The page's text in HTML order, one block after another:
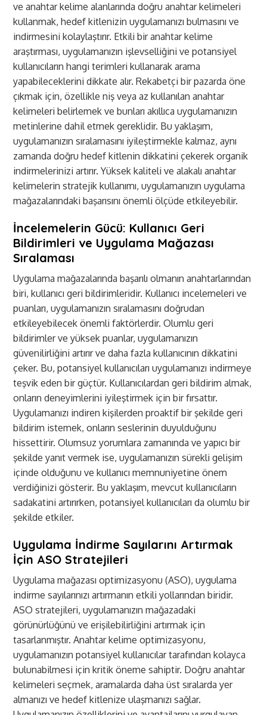
ve anahtar kelime alanlarında doğru anahtar kelimeleri
kullanmak, hedef kitlenizin uygulamanızı bulmasını ve
indirmesini kolaylaştırır. Etkili bir anahtar kelime
araştırması, uygulamanızın işlevselliğini ve potansiyel
kullanıcıların hangi terimleri kullanarak arama
yapabileceklerini dikkate alır. Rekabetçi bir pazarda öne
çıkmak için, özellikle niş veya az kullanılan anahtar
kelimeleri belirlemek ve bunları akıllıca uygulamanızın
metinlerine dahil etmek gereklidir. Bu yaklaşım,
uygulamanızın sıralamasını iyileştirmekle kalmaz, aynı
zamanda doğru hedef kitlenin dikkatini çekerek organik
indirmelerinizi artırır. Yüksek kaliteli ve alakalı anahtar
kelimelerin stratejik kullanımı, uygulamanızın uygulama
mağazalarındaki başarısını önemli ölçüde etkileyebilir.
İncelemelerin Gücü: Kullanıcı Geri
Bildirimleri ve Uygulama Mağazası
Sıralaması
Uygulama mağazalarında başarılı olmanın anahtarlarından
biri, kullanıcı geri bildirimleridir. Kullanıcı incelemeleri ve
puanları, uygulamanızın sıralamasını doğrudan
etkileyebilecek önemli faktörlerdir. Olumlu geri
bildirimler ve yüksek puanlar, uygulamanızın
güvenilirliğini artırır ve daha fazla kullanıcının dikkatini
çeker. Bu, potansiyel kullanıcıları uygulamanızı indirmeye
teşvik eden bir güçtür. Kullanıcılardan geri bildirim almak,
onların deneyimlerini iyileştirmek için bir fırsattır.
Uygulamanızı indiren kişilerden proaktif bir şekilde geri
bildirim istemek, onların seslerinin duyulduğunu
hissettirir. Olumsuz yorumlara zamanında ve yapıcı bir
şekilde yanıt vermek ise, uygulamanızın sürekli gelişim
içinde olduğunu ve kullanıcı memnuniyetine önem
verdiğinizi gösterir. Bu yaklaşım, mevcut kullanıcıların
sadakatini artırırken, potansiyel kullanıcıları da olumlu bir
şekilde etkiler.
Uygulama İndirme Sayılarını Artırmak
İçin ASO Stratejileri
Uygulama mağazası optimizasyonu (ASO), uygulama
indirme sayılarınızı artırmanın etkili yollarından biridir.
ASO stratejileri, uygulamanızın mağazadaki
görünürlüğünü ve erişilebilirliğini artırmak için
tasarlanmıştır. Anahtar kelime optimizasyonu,
uygulamanızın potansiyel kullanıcılar tarafından kolayca
bulunabilmesi için kritik öneme sahiptir. Doğru anahtar
kelimeleri seçmek, aramalarda daha üst sıralarda yer
almanızı ve hedef kitlenize ulaşmanızı sağlar.